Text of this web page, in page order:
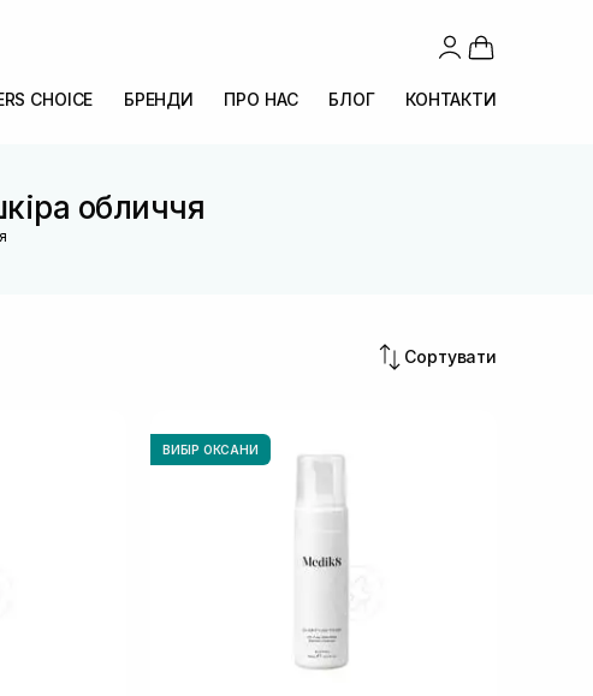
CHOICE БРЕНДИ ПРО НАС БЛОГ КОНТАКТИ
обличчя
Сортувати
ВИБІР ОКСАНИ